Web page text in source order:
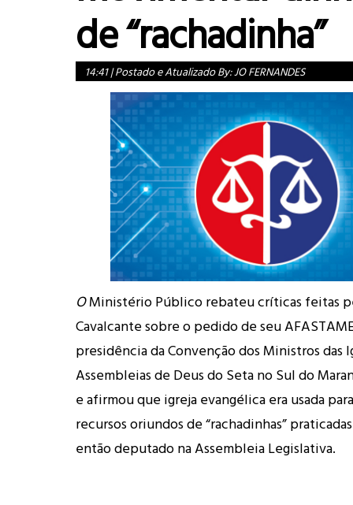
de “rachadinha”
14:41|Postado e Atualizado By:JO FERNANDES
OMinistério Público rebateu críticas feitas
Cavalcante sobre o pedido de seu
presidência da Convenção dos Ministros das
Assembleias de Deus do Seta no Sul do
e afirmou que igreja evangélica era usada
recursos oriundos de “rachadinhas”
então deputado na Assembleia Legislativa.